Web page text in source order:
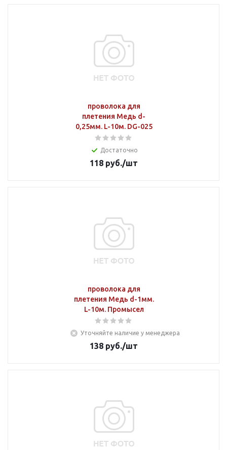
проволока для
плетения Медь d-
0,25мм. L-10м. DG-025
Достаточно
118 руб./шт
проволока для
плетения Медь d-1мм.
L-10м. Промысел
Уточняйте наличие у менеджера
138 руб./шт